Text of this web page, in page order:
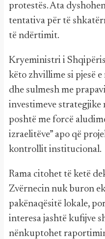
protestës. Ata
tentativa për të
të ndërtimit.
Kryeministri i
këto zhvillime si pjesë
dhe sulmesh me
investimeve strategjike
poshtë me forcë
izraelitëve” apo që
kontrollit institucional.
Rama citohet të ketë
Zvërnecin nuk buron
pakënaqësitë lokale,
interesa jashtë kufijve
nënkuptohet